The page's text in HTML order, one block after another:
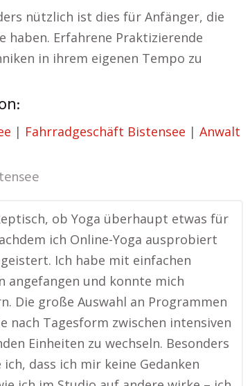
nützlich ist dies für Anfänger, die
haben. Erfahrene Praktizierende
in ihrem eigenen Tempo zu
| Fahrradgeschäft Bistensee | Anwalt
ob Yoga überhaupt etwas für
ich Online-Yoga ausprobiert
Ich habe mit einfachen
angefangen und konnte mich
Die große Auswahl an Programmen
nach Tagesform zwischen intensiven
Einheiten zu wechseln. Besonders
dass ich mir keine Gedanken